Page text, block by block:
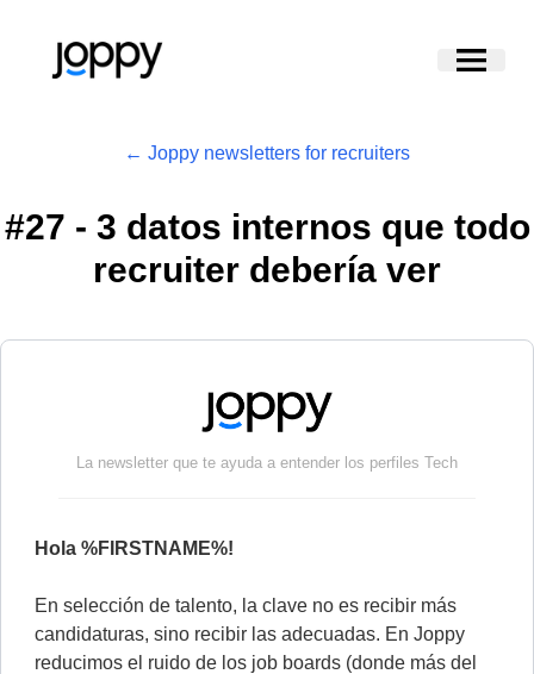
← Joppy newsletters for recruiters
#27 - 3 datos internos que todo
recruiter debería ver
La newsletter que te ayuda a entender los perfiles Tech
Hola %FIRSTNAME%!
En selección de talento, la clave no es recibir más
candidaturas, sino recibir las adecuadas. En Joppy
reducimos el ruido de los job boards (donde más del